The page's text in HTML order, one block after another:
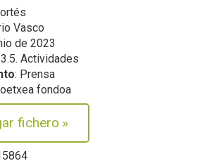
Vasco
de 2023
Actividades
: Prensa
fondoa
fichero »